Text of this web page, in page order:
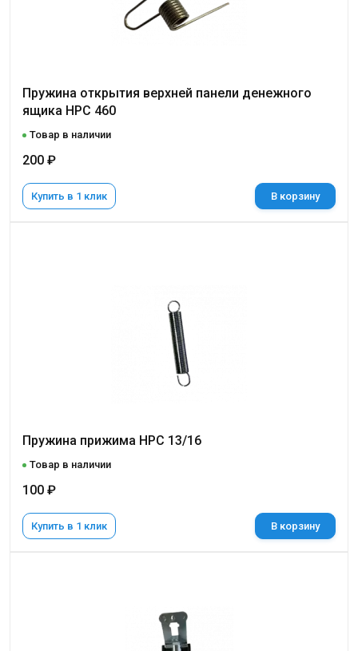
Пружина открытия верхней панели денежного
ящика НРС 460
Товар в наличии
200 ₽
Купить в 1 клик В корзину
Пружина прижима НРС 13/16
Товар в наличии
100 ₽
Купить в 1 клик В корзину